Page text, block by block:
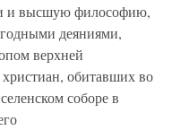
и высшую философию,
деяниями,
верхней
обитавших во
соборе в